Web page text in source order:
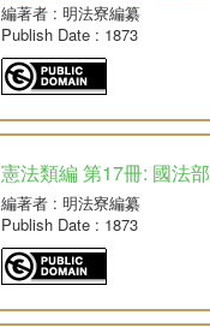
編著者 : 明法寮編纂
Publish Date : 1873
憲法類編 第17冊: 國法
編著者 : 明法寮編纂
Publish Date : 1873